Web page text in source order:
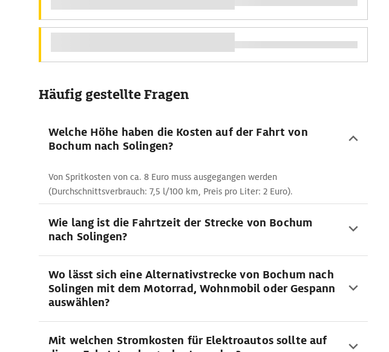
Häufig gestellte Fragen
Welche Höhe haben die Kosten auf der Fahrt von
Bochum nach Solingen?
Von Spritkosten von ca. 8 Euro muss ausgegangen werden
(Durchschnittsverbrauch: 7,5 l/100 km, Preis pro Liter: 2 Euro).
Wie lang ist die Fahrtzeit der Strecke von Bochum
nach Solingen?
Wo lässt sich eine Alternativstrecke von Bochum nach
Solingen mit dem Motorrad, Wohnmobil oder Gespann
auswählen?
Mit welchen Stromkosten für Elektroautos sollte auf